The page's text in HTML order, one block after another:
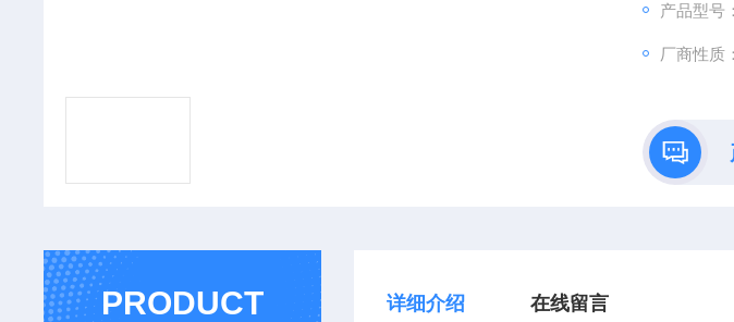
产品型号：
厂商性质
PRODUCT 详细介绍 在线留言